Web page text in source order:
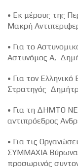
• Εκ μέρους της
Μακρή
• Για το
Αστυνόμος Α,
• Για τον
Στρατηγός
• Για τη ΔΗΜΤΟ
αντιπρόεδρος
• Για τις
ΣΥΜΜΑΧΙΑ
προσωρινός